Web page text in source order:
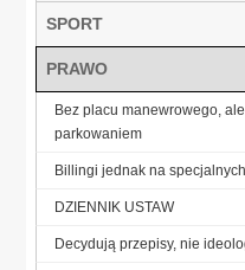
SPORT
PRAWO
Bez placu manewrowego,
parkowaniem
Billingi jednak na
DZIENNIK USTAW
Decydują przepisy, nie